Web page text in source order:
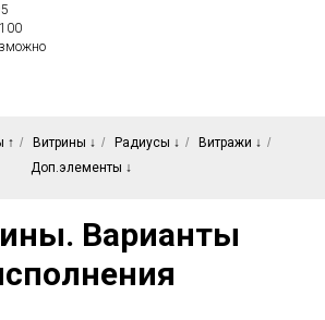
↑ / Витрины ↓ / Радиусы ↓ / Витражи ↓ /
Доп.элементы ↓
Варианты